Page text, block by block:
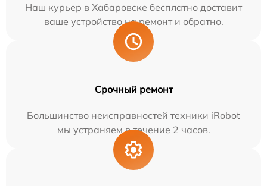
Наш курьер в Хабаровске бесплатно доставит
ваше устройство на ремонт и обратно.
Срочный ремонт
Большинство неисправностей техники iRobot
мы устраняем в течение 2 часов.